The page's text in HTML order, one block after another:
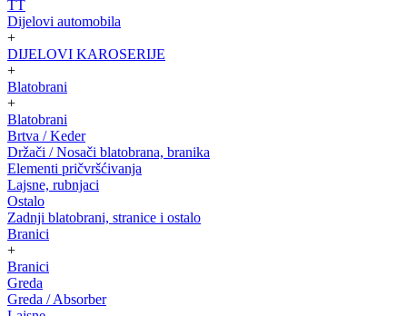
TT
Dijelovi automobila
+
DIJELOVI KAROSERIJE
+
Blatobrani
+
Blatobrani
Brtva / Keder
Držači / Nosači blatobrana, branika
Elementi pričvršćivanja
Lajsne, rubnjaci
Ostalo
Zadnji blatobrani, stranice i ostalo
Branici
+
Branici
Greda
Greda / Absorber